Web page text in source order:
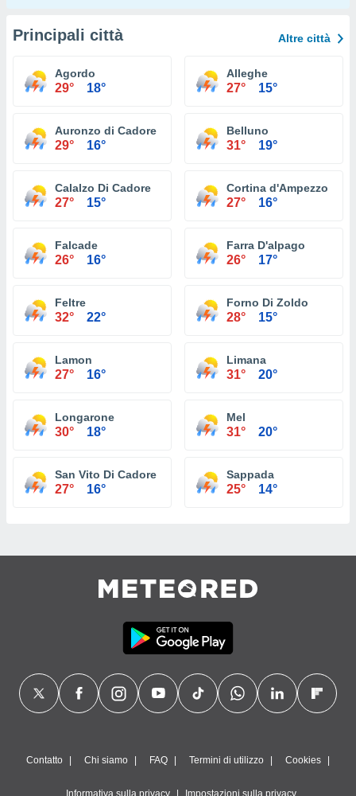
Principali città Altre città
Agordo
29° 18°
Alleghe
27° 15°
Auronzo di Cadore
29° 16°
Belluno
31° 19°
Calalzo Di Cadore
27° 15°
Cortina d'Ampezzo
27° 16°
Falcade
26° 16°
Farra D'alpago
26° 17°
Feltre
32° 22°
Forno Di Zoldo
28° 15°
Lamon
27° 16°
Limana
31° 20°
Longarone
30° 18°
Mel
31° 20°
San Vito Di Cadore
27° 16°
Sappada
25° 14°
Contatto Chi siamo FAQ Termini di utilizzo Cookies
Informativa sulla privacy Impostazioni sulla privacy